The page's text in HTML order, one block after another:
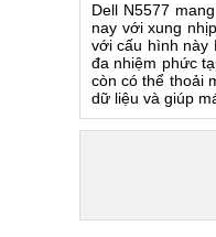
Dell N5577
nay với xung
với cấu hình này
đa nhiệm phức
còn có thể thoải
dữ liệu và giúp